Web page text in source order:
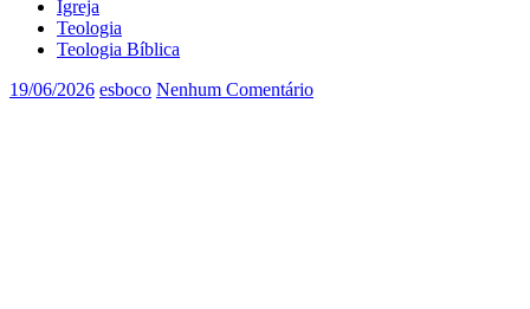
Igreja
Teologia
Teologia Bíblica
19/06/2026 esboco Nenhum Comentário